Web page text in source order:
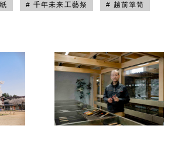
# 千年未来工藝祭 # 越前箪笥